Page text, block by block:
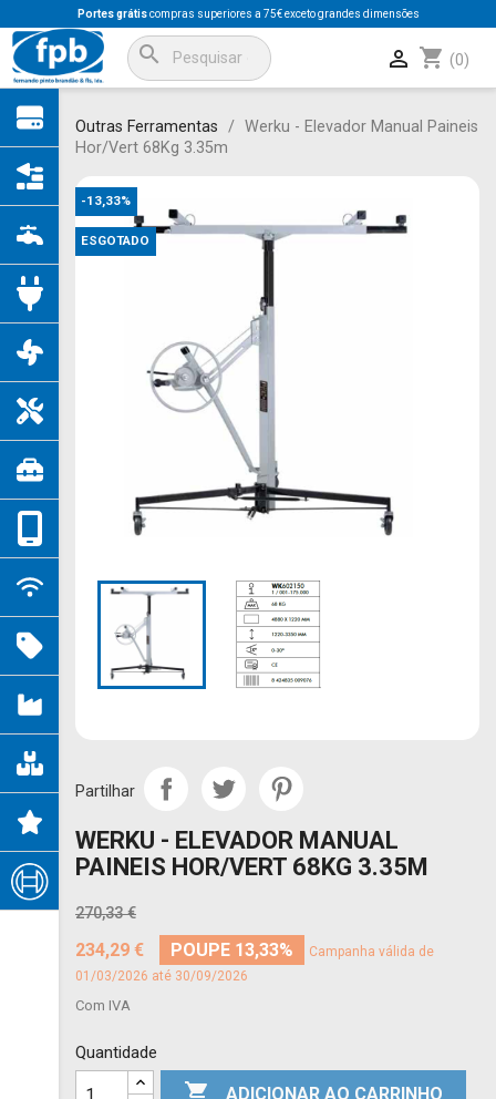
Portes grátiscompras superiores a 75€ exceto grandes dimensões
search shopping_cart (0)

Outras Ferramentas
Werku - Elevador Manual Paineis
Hor/Vert 68Kg 3.35m
-13,33%
ESGOTADO
Partilhar
WERKU - ELEVADOR MANUAL
PAINEIS HOR/VERT 68KG 3.35M
270,33 €
234,29 € POUPE 13,33%
Campanha válida de
01/03/2026 até 30/09/2026
Com IVA
Quantidade
 ADICIONAR AO CARRINHO